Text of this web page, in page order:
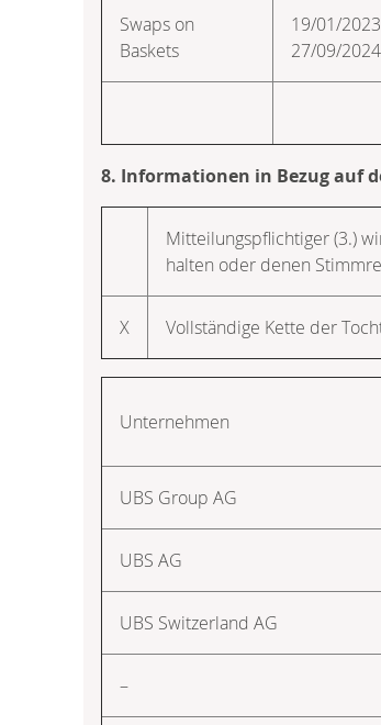
Swaps on
Baskets
19/01/
27/09/2024
8. Informationen in Bezug auf
Mitteilungspflichtiger (3.)
halten oder denen
X Vollständige Kette der
Unternehmen
UBS Group AG
UBS AG
UBS Switzerland AG
–